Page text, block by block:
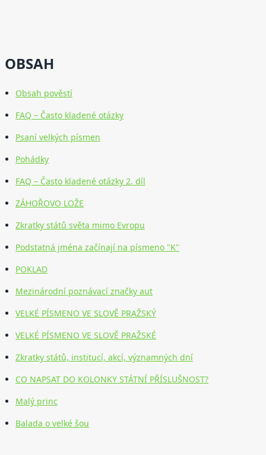
OBSAH
Obsah pověstí
FAQ – Často kladené otázky
Psaní velkých písmen
Pohádky
FAQ – Často kladené otázky 2. díl
ZÁHOŘOVO LOŽE
Zkratky států světa mimo Evropu
Podstatná jména začínají na písmeno "K"
POKLAD
Mezinárodní poznávací značky aut
VELKÉ PÍSMENO VE SLOVĚ PRAŽSKÝ
VELKÉ PÍSMENO VE SLOVĚ PRAŽSKÉ
Zkratky států, institucí, akcí, významných dní
CO NAPSAT DO KOLONKY STÁTNÍ PŘÍSLUŠNOST?
Malý princ
Balada o velké šou